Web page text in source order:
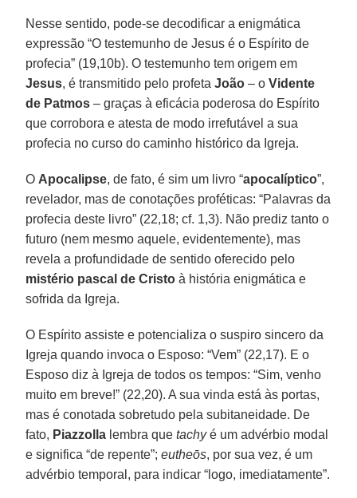
Nesse sentido, pode-se decodificar a enigmática
expressão “O testemunho de Jesus é o Espírito de
profecia” (19,10b). O testemunho tem origem em
Jesus, é transmitido pelo profetaJoão – oVidente
de Patmos – graças à eficácia poderosa do Espírito
que corrobora e atesta de modo irrefutável a sua
profecia no curso do caminho histórico da Igreja.
O Apocalipse, de fato, é sim um livro “apocalíptico”,
revelador, mas de conotações proféticas: “Palavras da
profecia deste livro” (22,18; cf. 1,3). Não prediz tanto o
futuro (nem mesmo aquele, evidentemente), mas
revela a profundidade de sentido oferecido pelo
mistério pascal de Cristo à história enigmática e
sofrida da Igreja.
O Espírito assiste e potencializa o suspiro sincero da
Igreja quando invoca o Esposo: “Vem” (22,17). E o
Esposo diz à Igreja de todos os tempos: “Sim, venho
muito em breve!” (22,20). A sua vinda está às portas,
mas é conotada sobretudo pela subitaneidade. De
fato, Piazzolla lembra quetachyé um advérbio modal
e significa “de repente”;eutheōs, por sua vez, é um
advérbio temporal, para indicar “logo, imediatamente”.